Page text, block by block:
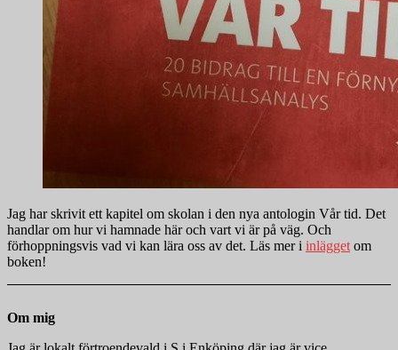
Jag har skrivit ett kapitel om skolan i den nya antologin Vår tid. Det
handlar om hur vi hamnade här och vart vi är på väg. Och
förhoppningsvis vad vi kan lära oss av det. Läs mer i inlägget om
boken!
Om mig